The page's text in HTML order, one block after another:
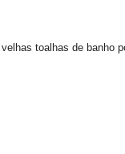
toalhas de banho